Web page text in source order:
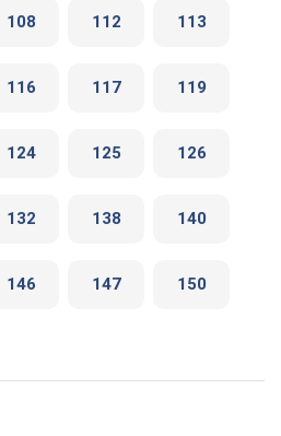
Play Video
108 112 113
116 117 119
124 125 126
132 138 140
146 147 150